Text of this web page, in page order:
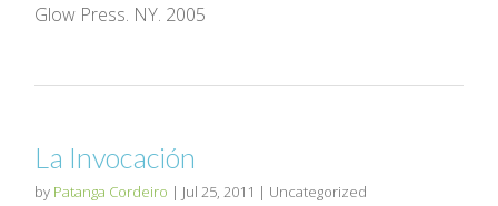
Glow Press. NY. 2005
La Invocación
by Patanga Cordeiro | Jul 25, 2011 | Uncategorized